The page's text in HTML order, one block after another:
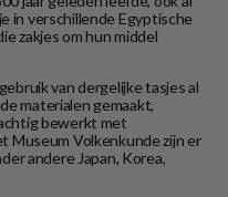
in verschillende Egyptische
zakjes om hun middel
van dergelijke tasjes al
materialen gemaakt,
bewerkt met
Museum Volkenkunde zijn er
andere Japan, Korea,